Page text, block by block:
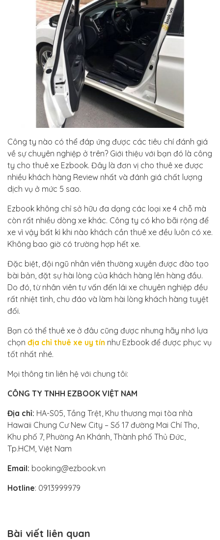
Công ty nào có thể đáp ứng được các tiêu chí đánh giá
về sự chuyên nghiệp ở trên? Giới thiệu với bạn đó là công
ty cho thuê xe Ezbook. Đây là đơn vị cho thuê xe được
nhiều khách hàng Review nhất và đánh giá chất lượng
dịch vụ ở mức 5 sao.
Ezbook không chỉ sở hữu đa dạng các loại xe 4 chỗ mà
còn rất nhiều dòng xe khác. Công ty có kho bãi rộng để
xe vì vậy bất kì khi nào khách cần thuê xe đều luôn có xe.
Không bao giờ có trường hợp hết xe.
Đặc biệt, đội ngũ nhân viên thường xuyên được đào tạo
bài bản, đặt sự hài lòng của khách hàng lên hàng đầu.
Do đó, từ nhân viên tư vấn đến lái xe chuyên nghiệp đều
rất nhiệt tình, chu đáo và làm hài lòng khách hàng tuyệt
đối.
Bạn có thể thuê xe ở đâu cũng được nhưng hãy nhớ lựa
chọn địa chỉ thuê xe uy tín như Ezbook để được phục vụ
tốt nhất nhé.
Mọi thông tin liên hệ với chung tôi:
CÔNG TY TNHH EZBOOK VIỆT NAM
Địa chỉ: HA-S05, Tầng Trệt, Khu thương mại tòa nhà
Hawaii Chung Cư New City – Số 17 đường Mai Chí Thọ,
Khu phố 7, Phường An Khánh, Thành phố Thủ Đức,
Tp.HCM, Việt Nam
Email: booking@ezbook.vn
Hotline: 0913999979
Bài viết liên quan